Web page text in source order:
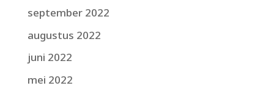
september 2022
augustus 2022
juni 2022
mei 2022